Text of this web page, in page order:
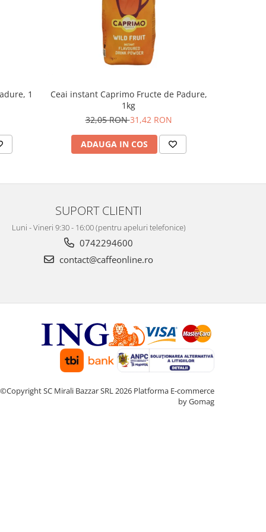
1
Ceai instant Caprimo Fructe de Padure,
1kg
32,05 RON31,42 RON
ADAUGA IN COS
SUPORT CLIENTI
Luni - Vineri 9:30 - 16:00 (pentru apeluri telefonice)
0742294600
contact@caffeonline.ro
©Copyright SC Mirali Bazzar SRL 2026 Platforma E-commerce
by Gomag